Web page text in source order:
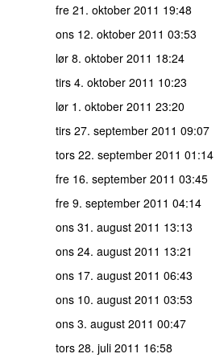
fre 21. oktober 2011 19:48
ons 12. oktober 2011 03:53
lør 8. oktober 2011 18:24
tirs 4. oktober 2011 10:23
lør 1. oktober 2011 23:20
tirs 27. september 2011 09:07
tors 22. september 2011 01:14
fre 16. september 2011 03:45
fre 9. september 2011 04:14
ons 31. august 2011 13:13
ons 24. august 2011 13:21
ons 17. august 2011 06:43
ons 10. august 2011 03:53
ons 3. august 2011 00:47
tors 28. juli 2011 16:58